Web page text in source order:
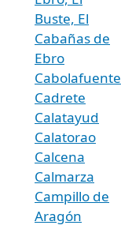
Buste, El
Cabañas de
Ebro
Cabolafuente
Cadrete
Calatayud
Calatorao
Calcena
Calmarza
Campillo de
Aragón